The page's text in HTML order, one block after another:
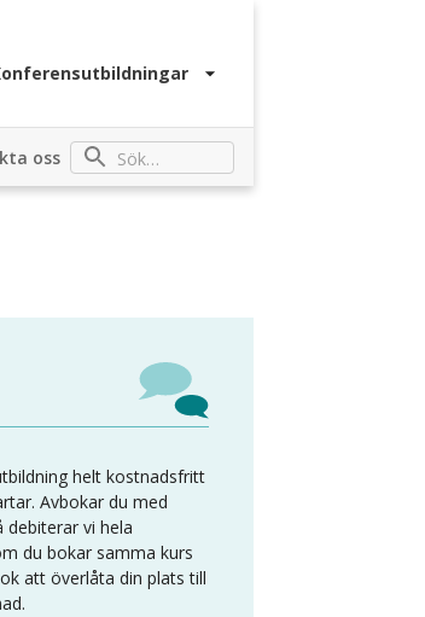
oss
helt kostnadsfritt
Avbokar du med
debiterar vi hela
du bokar samma kurs
att överlåta din plats till